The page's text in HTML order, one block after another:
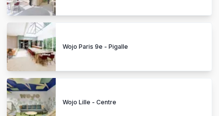
Wojo Paris 9e - Pigalle
Wojo Lille - Centre